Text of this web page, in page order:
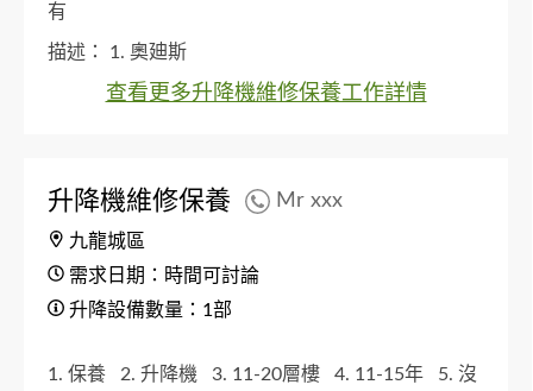
有
描述： 1. 奧廸斯
查看更多升降機維修保養工作詳情
升降機維修保養 Mr xxx
九龍城區
需求日期：時間可討論
升降設備數量：1部
1. 保養 2. 升降機 3. 11-20層樓 4. 11-15年
5. 沒